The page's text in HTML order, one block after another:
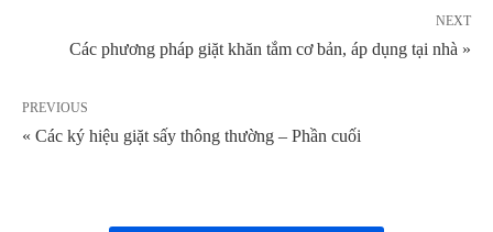
NEXT
Các phương pháp giặt khăn tắm cơ bản, áp dụng tại nhà »
PREVIOUS
« Các ký hiệu giặt sấy thông thường – Phần cuối